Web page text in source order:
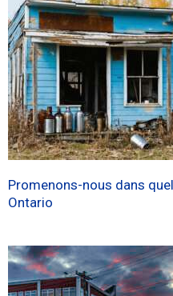
Promenons-nous dans
Ontario